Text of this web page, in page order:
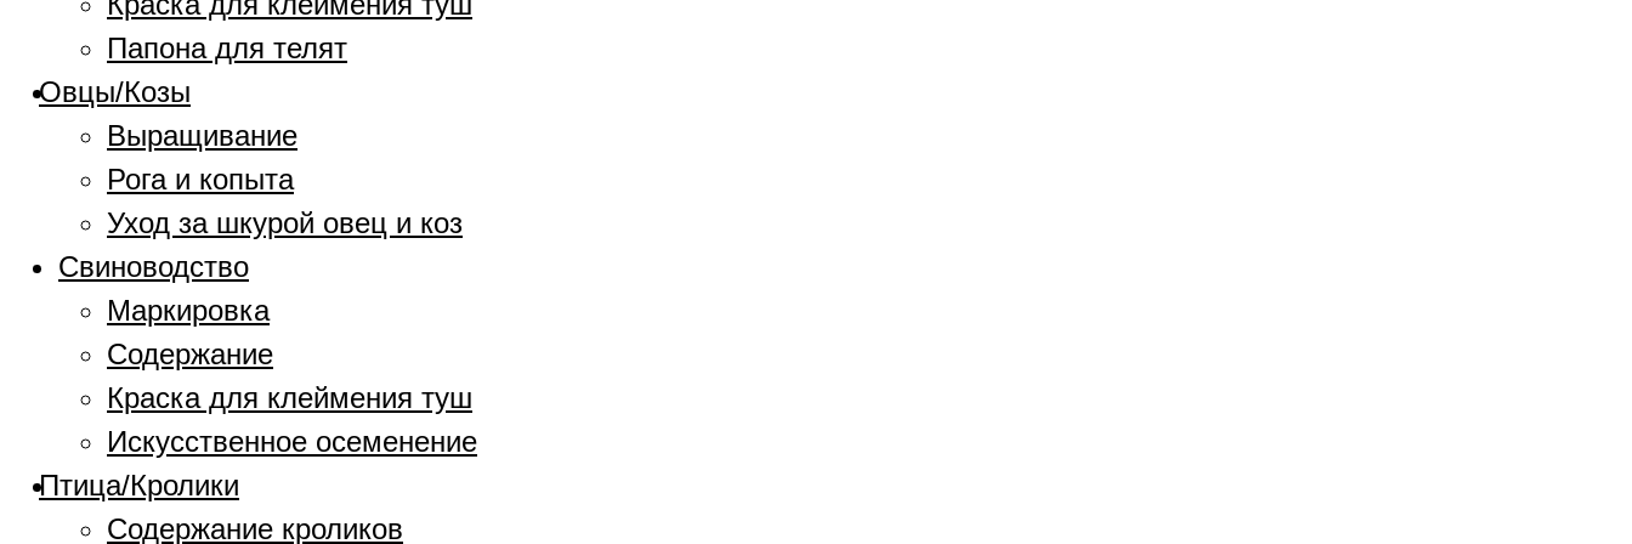
Папона для телят
Овцы/Козы
Выращивание
Рога и копыта
Уход за шкурой овец и коз
Свиноводство
Маркировка
Содержание
Краска для клеймения туш
Искусственное осеменение
Птица/Кролики
Содержание кроликов